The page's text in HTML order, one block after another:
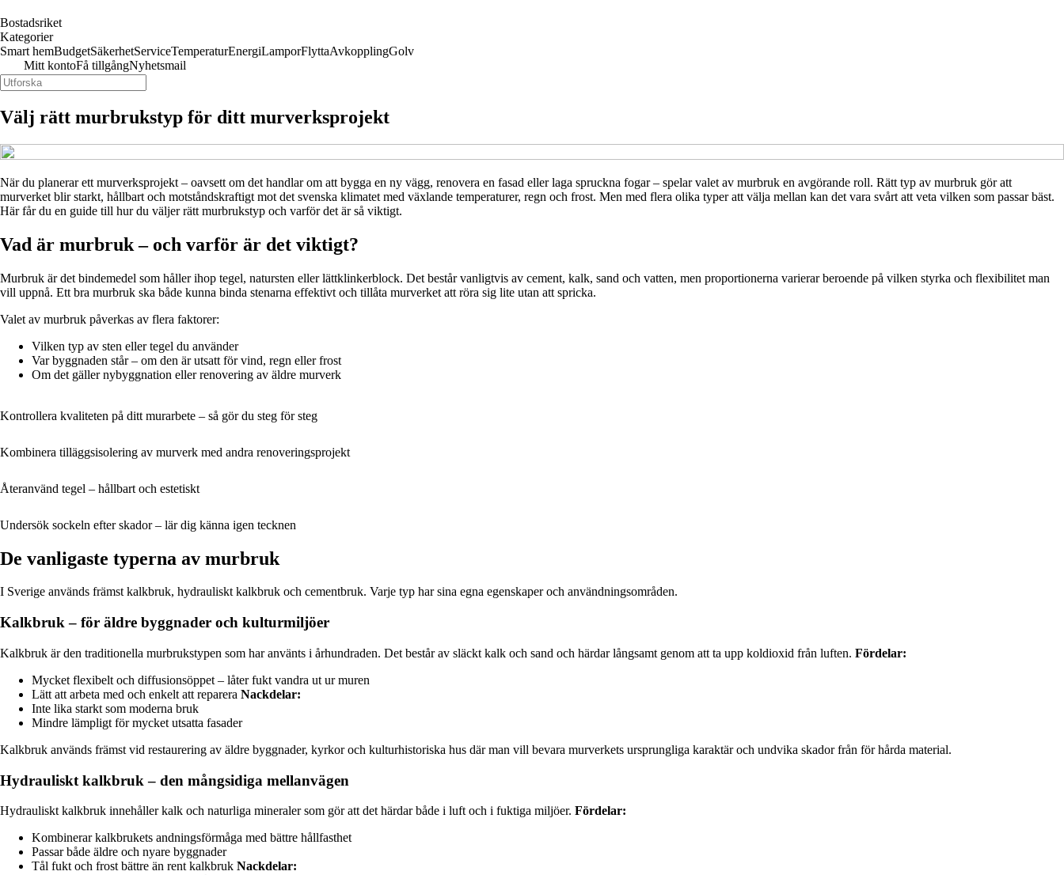
Bostadsriket
Kategorier
Smart hemBudgetSäkerhetServiceTemperaturEnergiLamporFlyttaAvkopplingGolv
Mitt kontoFå tillgångNyhetsmail
Välj rätt murbrukstyp för ditt murverksprojekt
När du planerar ett murverksprojekt – oavsett om det handlar om att bygga en ny vägg, renovera en fasad eller laga spruckna fogar – spelar valet av murbruk en avgörande roll. Rätt typ av murbruk gör att
murverket blir starkt, hållbart och motståndskraftigt mot det svenska klimatet med växlande temperaturer, regn och frost. Men med flera olika typer att välja mellan kan det vara svårt att veta vilken som passar bäst.
Här får du en guide till hur du väljer rätt murbrukstyp och varför det är så viktigt.
Vad är murbruk – och varför är det viktigt?
Murbruk är det bindemedel som håller ihop tegel, natursten eller lättklinkerblock. Det består vanligtvis av cement, kalk, sand och vatten, men proportionerna varierar beroende på vilken styrka och flexibilitet man
vill uppnå. Ett bra murbruk ska både kunna binda stenarna effektivt och tillåta murverket att röra sig lite utan att spricka.
Valet av murbruk påverkas av flera faktorer:
Vilken typ av sten eller tegel du använder
Var byggnaden står – om den är utsatt för vind, regn eller frost
Om det gäller nybyggnation eller renovering av äldre murverk
Kontrollera kvaliteten på ditt murarbete – så gör du steg för steg
Kombinera tilläggsisolering av murverk med andra renoveringsprojekt
Återanvänd tegel – hållbart och estetiskt
Undersök sockeln efter skador – lär dig känna igen tecknen
De vanligaste typerna av murbruk
I Sverige används främst kalkbruk, hydrauliskt kalkbruk och cementbruk. Varje typ har sina egna egenskaper och användningsområden.
Kalkbruk – för äldre byggnader och kulturmiljöer
Kalkbruk är den traditionella murbrukstypen som har använts i århundraden. Det består av släckt kalk och sand och härdar långsamt genom att ta upp koldioxid från luften. Fördelar:
Mycket flexibelt och diffusionsöppet – låter fukt vandra ut ur muren
Lätt att arbeta med och enkelt att reparera Nackdelar:
Inte lika starkt som moderna bruk
Mindre lämpligt för mycket utsatta fasader
Kalkbruk används främst vid restaurering av äldre byggnader, kyrkor och kulturhistoriska hus där man vill bevara murverkets ursprungliga karaktär och undvika skador från för hårda material.
Hydrauliskt kalkbruk – den mångsidiga mellanvägen
Hydrauliskt kalkbruk innehåller kalk och naturliga mineraler som gör att det härdar både i luft och i fuktiga miljöer. Fördelar:
Kombinerar kalkbrukets andningsförmåga med bättre hållfasthet
Passar både äldre och nyare byggnader
Tål fukt och frost bättre än rent kalkbruk Nackdelar: